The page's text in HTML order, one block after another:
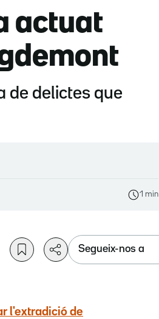
actuat
de delictes que
1 min
Segueix-nos a
l'extradició de